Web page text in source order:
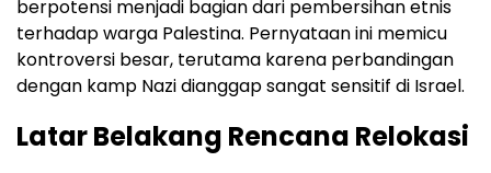
berpotensi menjadi bagian dari pembersihan etnis
terhadap warga Palestina. Pernyataan ini memicu
kontroversi besar, terutama karena perbandingan
dengan kamp Nazi dianggap sangat sensitif di Israel.
Latar Belakang Rencana Relokasi